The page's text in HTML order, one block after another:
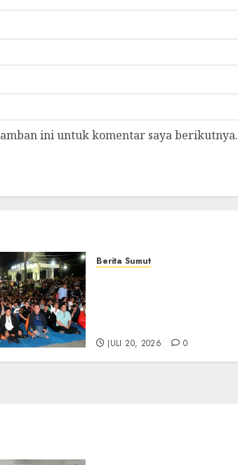
ini untuk komentar saya berikutnya.
Berita Sumut
JULI 20, 2026 0